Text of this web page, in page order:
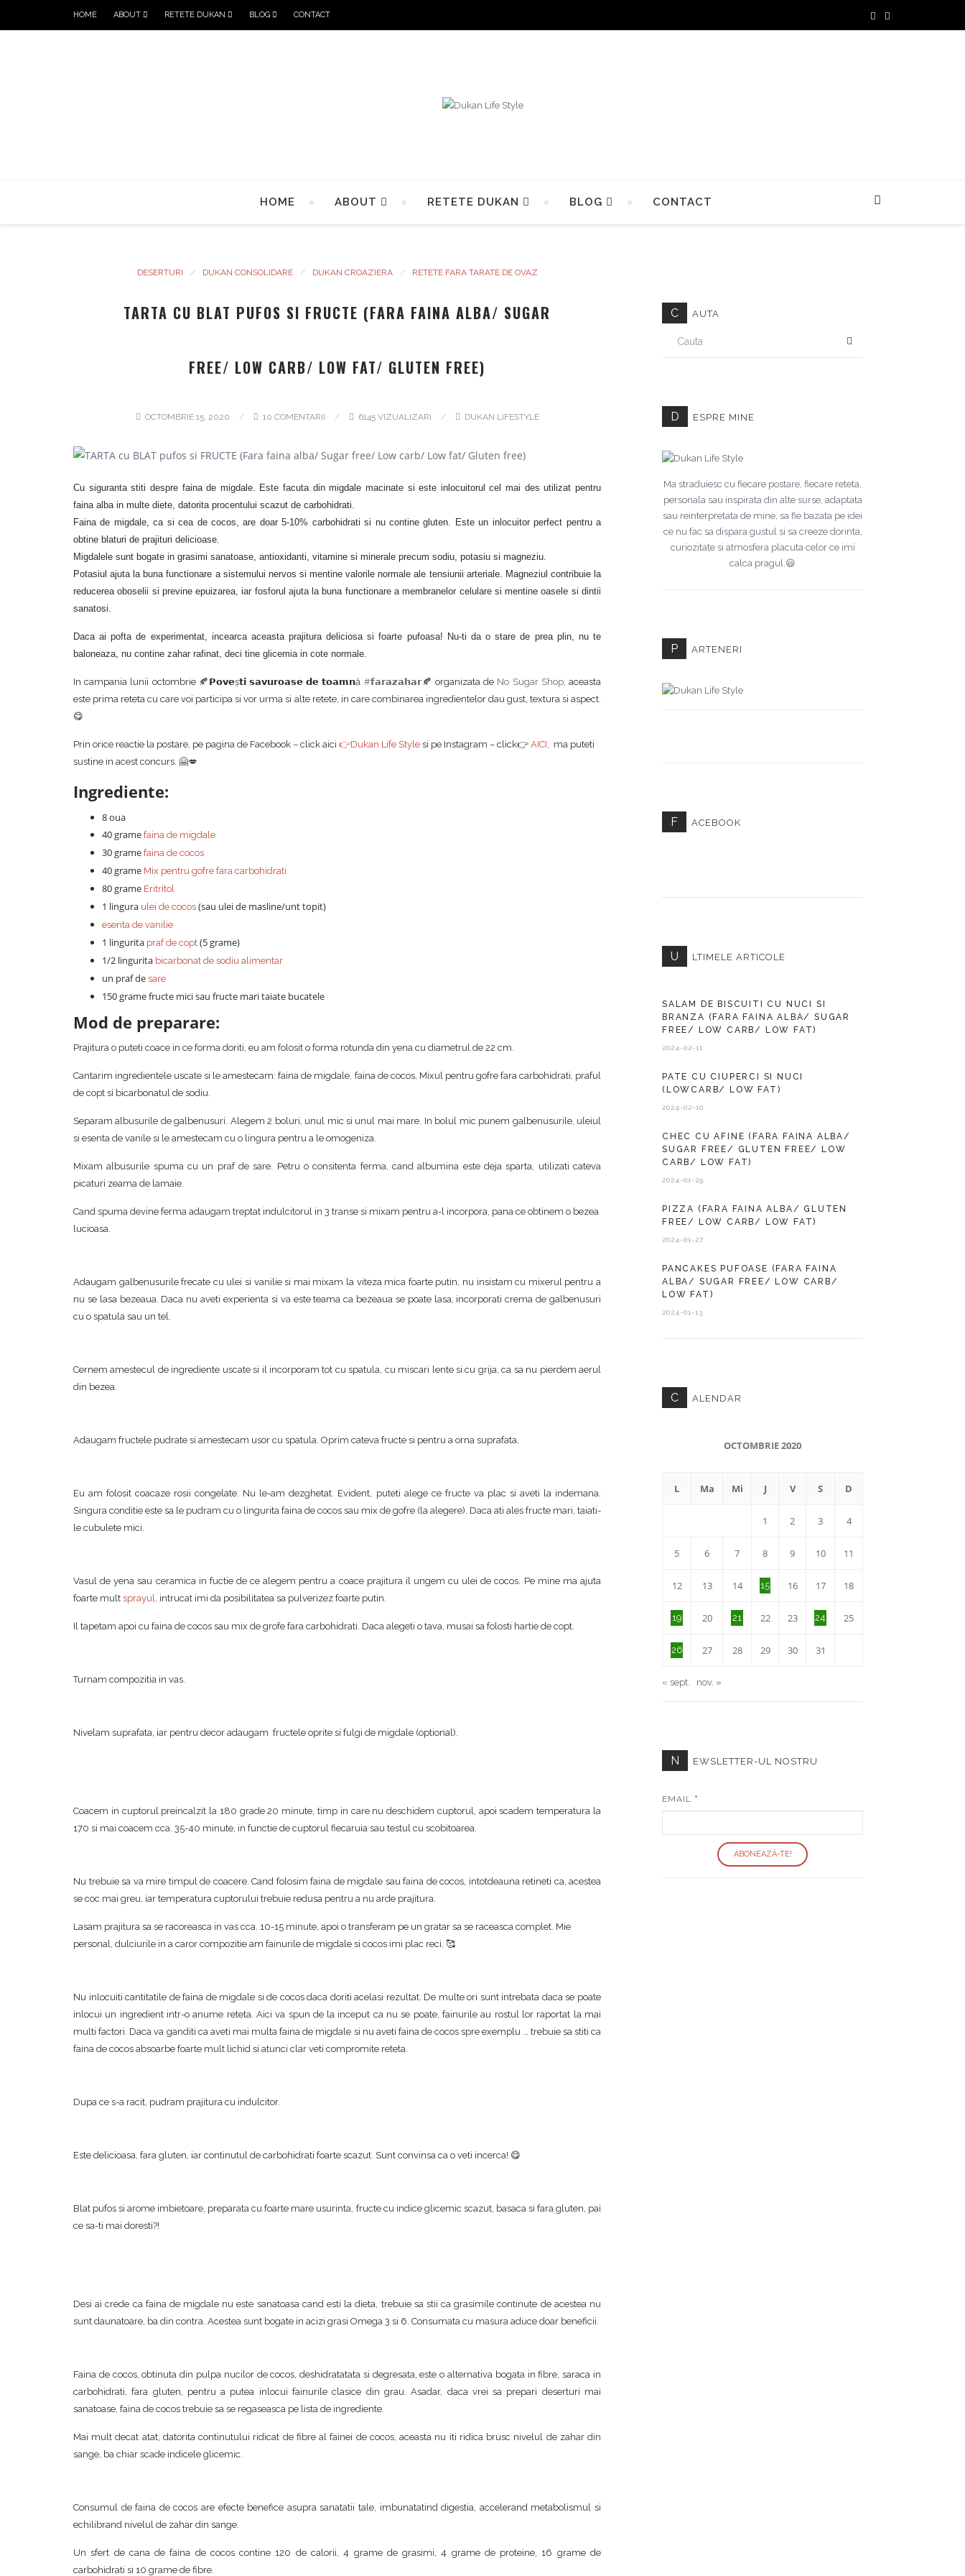
HOME ABOUT RETETE DUKAN BLOG CONTACT
HOME ABOUT RETETE DUKAN BLOG CONTACT
DESERTURI DUKAN CONSOLIDARE DUKAN CROAZIERA RETETE FARA TARATE DE OVAZ
TARTA CU BLAT PUFOS SI FRUCTE (FARA FAINA ALBA/ SUGAR
FREE/ LOW CARB/ LOW FAT/ GLUTEN FREE)
OCTOMBRIE 15, 2020 10 COMENTARII 6145 VIZUALIZARI DUKAN LIFESTYLE
Cu siguranta stiti despre faina de migdale. Este facuta din migdale macinate si este inlocuitorul cel mai des utilizat pentru
faina alba in multe diete, datorita procentului scazut de carbohidrati.
Faina de migdale, ca si cea de cocos, are doar 5-10% carbohidrati si nu contine gluten. Este un inlocuitor perfect pentru a
obtine blaturi de prajituri delicioase.
Migdalele sunt bogate in grasimi sanatoase, antioxidanti, vitamine si minerale precum sodiu, potasiu si magneziu.
Potasiul ajuta la buna functionare a sistemului nervos si mentine valorile normale ale tensiunii arteriale. Magneziul contribuie la
reducerea oboselii si previne epuizarea, iar fosforul ajuta la buna functionare a membranelor celulare si mentine oasele si dintii
sanatosi.
Daca ai pofta de experimentat, incearca aceasta prajitura deliciosa si foarte pufoasa! Nu-ti da o stare de prea plin, nu te
baloneaza, nu contine zahar rafinat, deci tine glicemia in cote normale.
In campania lunii octombrie 🍂𝗣𝗼𝘃𝗲ș𝘁𝗶 𝘀𝗮𝘃𝘂𝗿𝗼𝗮𝘀𝗲 𝗱𝗲 𝘁𝗼𝗮𝗺𝗻ă #𝗳𝗮𝗿𝗮𝘇𝗮𝗵𝗮𝗿🍂 organizata de No Sugar Shop,aceasta
este prima reteta cu care voi participa si vor urma si alte retete, in care combinarea ingredientelor dau gust, textura si aspect.
😋
Prin orice reactie la postare, pe pagina de Facebook – click aici 👉Dukan Life Style si pe Instagram – click👉 AICI, ma puteti
sustine in acest concurs. 🤗💋
Ingrediente:
8 oua
40 grame faina de migdale
30 grame faina de cocos
40 grame Mix pentru gofre fara carbohidrati
80 grame Eritritol
1 lingura ulei de cocos (sau ulei de masline/unt topit)
esenta de vanilie
1 lingurita praf de copt (5 grame)
1/2 lingurita bicarbonat de sodiu alimentar
un praf de sare
150 grame fructe mici sau fructe mari taiate bucatele
Mod de preparare:
Prajitura o puteti coace in ce forma doriti, eu am folosit o forma rotunda din yena cu diametrul de 22 cm.
Cantarim ingredientele uscate si le amestecam: faina de migdale, faina de cocos, Mixul pentru gofre fara carbohidrati, praful
de copt si bicarbonatul de sodiu.
Separam albusurile de galbenusuri. Alegem 2 boluri, unul mic si unul mai mare. In bolul mic punem galbenusurile, uleiul
si esenta de vanile si le amestecam cu o lingura pentru a le omogeniza.
Mixam albusurile spuma cu un praf de sare. Petru o consitenta ferma, cand albumina este deja sparta, utilizati cateva
picaturi zeama de lamaie.
Cand spuma devine ferma adaugam treptat indulcitorul in 3 transe si mixam pentru a-l incorpora, pana ce obtinem o bezea
lucioasa.
Adaugam galbenusurile frecate cu ulei si vanilie si mai mixam la viteza mica foarte putin, nu insistam cu mixerul pentru a
nu se lasa bezeaua. Daca nu aveti experienta si va este teama ca bezeaua se poate lasa, incorporati crema de galbenusuri
cu o spatula sau un tel.
Cernem amestecul de ingrediente uscate si il incorporam tot cu spatula, cu miscari lente si cu grija, ca sa nu pierdem aerul
din bezea.
Adaugam fructele pudrate si amestecam usor cu spatula. Oprim cateva fructe si pentru a orna suprafata.
Eu am folosit coacaze rosii congelate. Nu le-am dezghetat. Evident, puteti alege ce fructe va plac si aveti la indemana.
Singura conditie este sa le pudram cu o lingurita faina de cocos sau mix de gofre (la alegere). Daca ati ales fructe mari, taiati-
le cubulete mici.
Vasul de yena sau ceramica in fuctie de ce alegem pentru a coace prajitura il ungem cu ulei de cocos. Pe mine ma ajuta
foarte mult sprayul, intrucat imi da posibilitatea sa pulverizez foarte putin.
Il tapetam apoi cu faina de cocos sau mix de grofe fara carbohidrati. Daca alegeti o tava, musai sa folosti hartie de copt.
Turnam compozitia in vas.
Nivelam suprafata, iar pentru decor adaugam fructele oprite si fulgi de migdale (optional).
Coacem in cuptorul preincalzit la 180 grade 20 minute, timp in care nu deschidem cuptorul, apoi scadem temperatura la
170 si mai coacem cca. 35-40 minute, in functie de cuptorul fiecaruia sau testul cu scobitoarea.
Nu trebuie sa va mire timpul de coacere. Cand folosim faina de migdale sau faina de cocos, intotdeauna retineti ca, acestea
se coc mai greu, iar temperatura cuptorului trebuie redusa pentru a nu arde prajitura.
Lasam prajitura sa se racoreasca in vas cca. 10-15 minute, apoi o transferam pe un gratar sa se raceasca complet. Mie
personal, dulciurile in a caror compozitie am fainurile de migdale si cocos imi plac reci. 🥰
Nu inlocuiti cantitatile de faina de migdale si de cocos daca doriti acelasi rezultat. De multe ori sunt intrebata daca se poate
inlocui un ingredient intr-o anume reteta. Aici va spun de la inceput ca nu se poate, fainurile au rostul lor raportat la mai
multi factori. Daca va ganditi ca aveti mai multa faina de migdale si nu aveti faina de cocos spre exemplu … trebuie sa stiti ca
faina de cocos absoarbe foarte mult lichid si atunci clar veti compromite reteta.
Dupa ce s-a racit, pudram prajitura cu indulcitor.
Este delicioasa, fara gluten, iar continutul de carbohidrati foarte scazut. Sunt convinsa ca o veti incerca! 😋
Blat pufos si arome imbietoare, preparata cu foarte mare usurinta, fructe cu indice glicemic scazut, basaca si fara gluten, pai
ce sa-ti mai doresti?!
Desi ai crede ca faina de migdale nu este sanatoasa cand esti la dieta, trebuie sa stii ca grasimile continute de acestea nu
sunt daunatoare, ba din contra. Acestea sunt bogate in acizi grasi Omega 3 si 6. Consumata cu masura aduce doar beneficii.
Faina de cocos, obtinuta din pulpa nucilor de cocos, deshidratatata si degresata, este o alternativa bogata in fibre, saraca in
carbohidrati, fara gluten, pentru a putea inlocui fainurile clasice din grau. Asadar, daca vrei sa prepari deserturi mai
sanatoase, faina de cocos trebuie sa se regaseasca pe lista de ingrediente.
Mai mult decat atat, datorita continutului ridicat de fibre al fainei de cocos, aceasta nu iti ridica brusc nivelul de zahar din
sange, ba chiar scade indicele glicemic.
Consumul de faina de cocos are efecte benefice asupra sanatatii tale, imbunatatind digestia, accelerand metabolismul si
echilibrand nivelul de zahar din sange.
Un sfert de cana de faina de cocos contine 120 de calorii, 4 grame de grasimi, 4 grame de proteine, 16 grame de
carbohidrati si 10 grame de fibre.
C AUTA
D ESPRE MINE
Ma straduiesc cu fiecare postare, fiecare reteta,
personala sau inspirata din alte surse, adaptata
sau reinterpretata de mine, sa fie bazata pe idei
ce nu fac sa dispara gustul si sa creeze dorinta,
curiozitate si atmosfera placuta celor ce imi
calca pragul.😃
P ARTENERI
F ACEBOOK
U LTIMELE ARTICOLE
SALAM DE BISCUITI CU NUCI SI
BRANZA (FARA FAINA ALBA/ SUGAR
FREE/ LOW CARB/ LOW FAT)
2024-02-11
PATE CU CIUPERCI SI NUCI
(LOWCARB/ LOW FAT)
2024-02-10
CHEC CU AFINE (FARA FAINA ALBA/
SUGAR FREE/ GLUTEN FREE/ LOW
CARB/ LOW FAT)
2024-01-29
PIZZA (FARA FAINA ALBA/ GLUTEN
FREE/ LOW CARB/ LOW FAT)
2024-01-27
PANCAKES PUFOASE (FARA FAINA
ALBA/ SUGAR FREE/ LOW CARB/
LOW FAT)
2024-01-13
C ALENDAR
OCTOMBRIE 2020
L Ma Mi J V S D
1 2 3 4
5 6 7 8 9 10 11
12 13 14 15 16 17 18
19 20 21 22 23 24 25
26 27 28 29 30 31
« sept. nov. »
N EWSLETTER-UL NOSTRU
EMAIL *